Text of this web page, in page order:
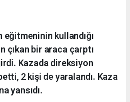
kullandığı
çıkan bir araca çarptı
Kazada direksiyon
2 kişi de yaralandı. Kaza
yansıdı.